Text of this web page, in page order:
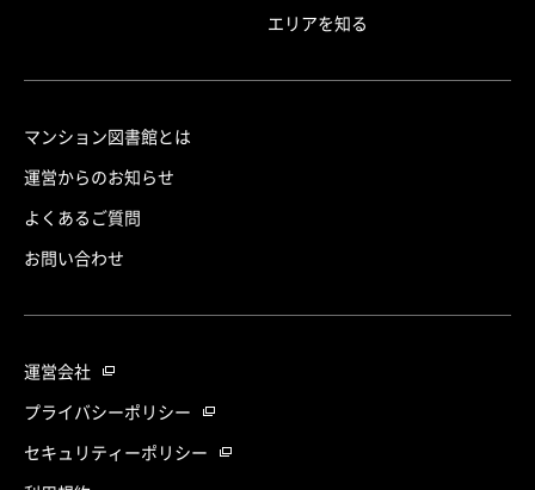
エリアを知る
マンション図書館とは
運営からのお知らせ
よくあるご質問
お問い合わせ
運営会社
プライバシーポリシー
セキュリティーポリシー